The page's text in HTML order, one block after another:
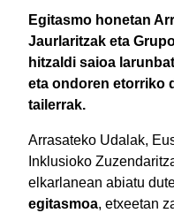
Egitasmo honetan
Jaurlaritzak eta
hitzaldi saioa
eta ondoren etorriko
tailerrak.
Arrasateko Udalak,
Inklusioko
elkarlanean abiatu
egitasmoa, etxeetan